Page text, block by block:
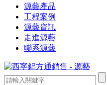
源藝產品
工程案例
源藝資訊
走進源藝
聯系源藝